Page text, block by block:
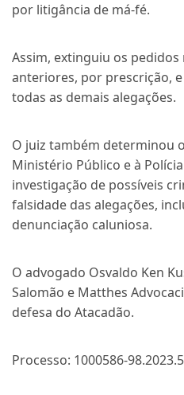
por litigância de má-fé.
Assim, extinguiu os
anteriores, por prescrição,
todas as demais alegações.
O juiz também determinou
Ministério Público e à
investigação de possíveis
falsidade das alegações,
denunciação caluniosa.
O advogado Osvaldo Ken
Salomão e Matthes
defesa do Atacadão.
Processo: 1000586-